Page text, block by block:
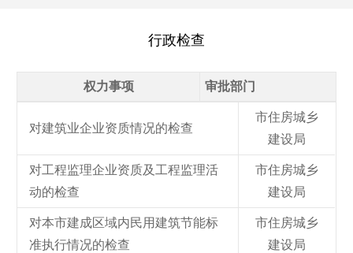
行政检查
权力事项 审批部门
对建筑业企业资质情况的检查
市住房城乡
建设局
对工程监理企业资质及工程监理活
动的检查
市住房城乡
建设局
对本市建成区域内民用建筑节能标
准执行情况的检查
市住房城乡
建设局